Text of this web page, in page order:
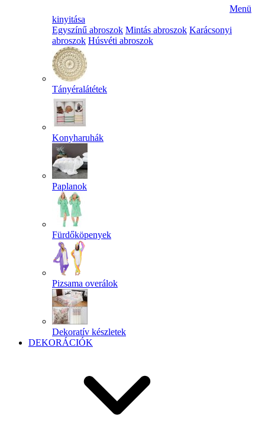
Menü
kinyitása
Egyszínű abroszok Mintás abroszok Karácsonyi
abroszok Húsvéti abroszok
Tányéralátétek
Konyharuhák
Paplanok
Fürdőköpenyek
Pizsama overálok
Dekoratív készletek
DEKORÁCIÓK